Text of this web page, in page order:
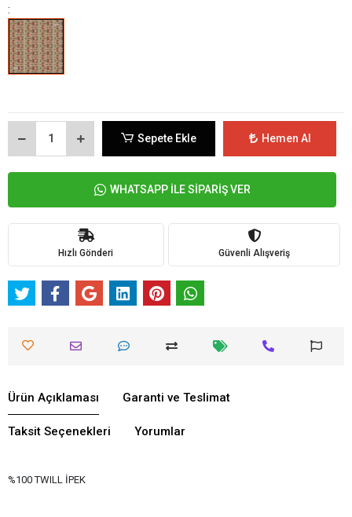
:
Sepete Ekle Hemen Al
WHATSAPP İLE SİPARİŞ VER
Hızlı Gönderi Güvenli Alışveriş
Ürün Açıklaması Garanti ve Teslimat
Taksit Seçenekleri Yorumlar
%100 TWILL İPEK